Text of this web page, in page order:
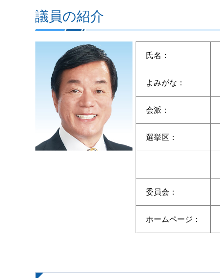
議員の紹介
氏名：
よみがな：
会派：
選挙区：
委員会：
ホームページ：